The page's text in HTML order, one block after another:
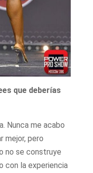
que deberías
Nunca me acabo
mejor, pero
no se construye
con la experiencia